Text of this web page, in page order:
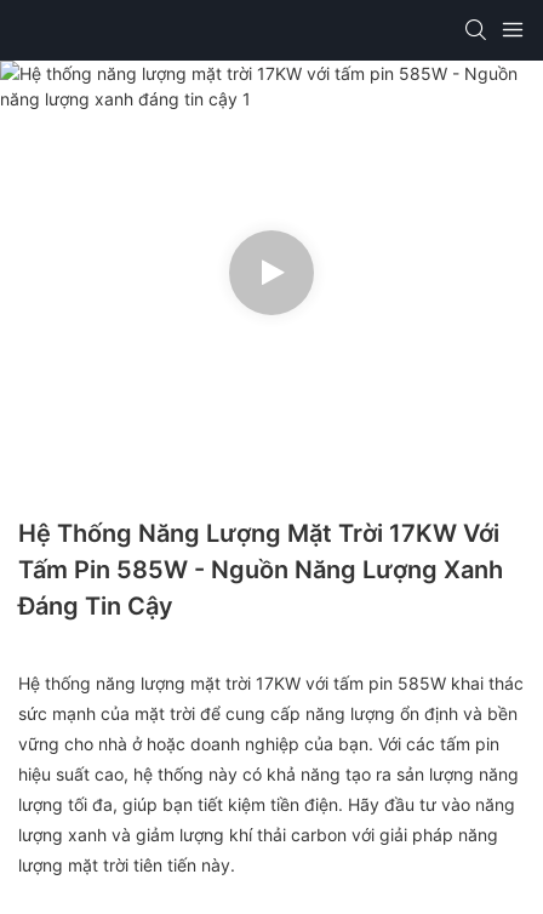
Hệ Thống Năng Lượng Mặt Trời 17KW Với
Tấm Pin 585W - Nguồn Năng Lượng Xanh
Đáng Tin Cậy
Hệ thống năng lượng mặt trời 17KW với tấm pin 585W khai thác
sức mạnh của mặt trời để cung cấp năng lượng ổn định và bền
vững cho nhà ở hoặc doanh nghiệp của bạn. Với các tấm pin
hiệu suất cao, hệ thống này có khả năng tạo ra sản lượng năng
lượng tối đa, giúp bạn tiết kiệm tiền điện. Hãy đầu tư vào năng
lượng xanh và giảm lượng khí thải carbon với giải pháp năng
lượng mặt trời tiên tiến này.